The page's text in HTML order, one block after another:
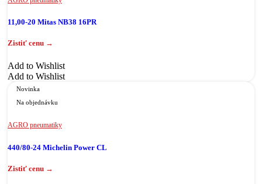
11,00-20 Mitas NB38 16PR
Add to Wishlist
Add to Wishlist
Novinka
Na objednávku
AGRO pneumatiky
440/80-24 Michelin Power CL